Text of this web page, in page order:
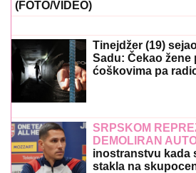
(FOTO/VIDEO)
Tinejdžer (19)
Sadu: Čekao žene
ćoškovima pa
SRPSKOM
DEMOLIRAN
inostranstvu kada
stakla na